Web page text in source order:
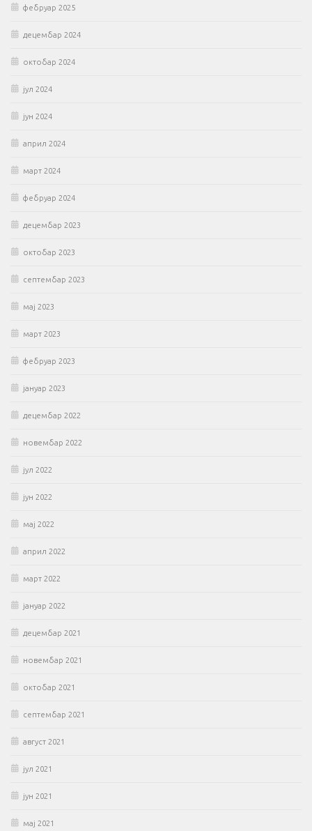
фебруар 2025
децембар 2024
октобар 2024
јул 2024
јун 2024
април 2024
март 2024
фебруар 2024
децембар 2023
октобар 2023
септембар 2023
мај 2023
март 2023
фебруар 2023
јануар 2023
децембар 2022
новембар 2022
јул 2022
јун 2022
мај 2022
април 2022
март 2022
јануар 2022
децембар 2021
новембар 2021
октобар 2021
септембар 2021
август 2021
јул 2021
јун 2021
мај 2021